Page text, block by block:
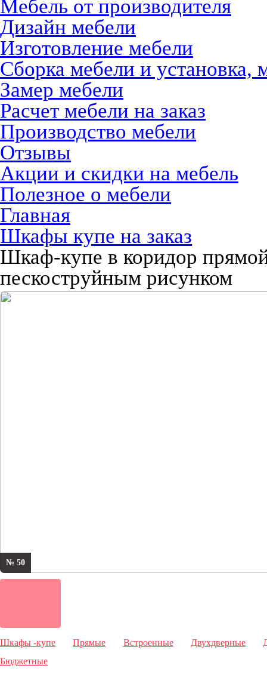
Мебель от производителя
Дизайн мебели
Изготовление мебели
Сборка мебели и установка,
Замер мебели
Расчет мебели на заказ
Производство мебели
Отзывы
Акции и скидки на мебель
Полезное о мебели
Главная
Шкафы купе на заказ
Шкаф-купе в коридор
пескоструйным рисунком
№ 50
Шкафы -купе Прямые Встроенные Двухдверные
Бюджетные